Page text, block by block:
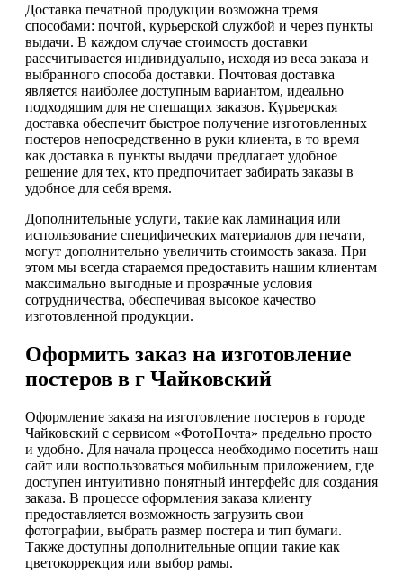
Доставка печатной продукции возможна тремя
способами: почтой, курьерской службой и через пункты
выдачи. В каждом случае стоимость доставки
рассчитывается индивидуально, исходя из веса заказа и
выбранного способа доставки. Почтовая доставка
является наиболее доступным вариантом, идеально
подходящим для не спешащих заказов. Курьерская
доставка обеспечит быстрое получение изготовленных
постеров непосредственно в руки клиента, в то время
как доставка в пункты выдачи предлагает удобное
решение для тех, кто предпочитает забирать заказы в
удобное для себя время.
Дополнительные услуги, такие как ламинация или
использование специфических материалов для печати,
могут дополнительно увеличить стоимость заказа. При
этом мы всегда стараемся предоставить нашим клиентам
максимально выгодные и прозрачные условия
сотрудничества, обеспечивая высокое качество
изготовленной продукции.
Оформить заказ на изготовление
постеров в г Чайковский
Оформление заказа на изготовление постеров в городе
Чайковский с сервисом «ФотоПочта» предельно просто
и удобно. Для начала процесса необходимо посетить наш
сайт или воспользоваться мобильным приложением, где
доступен интуитивно понятный интерфейс для создания
заказа. В процессе оформления заказа клиенту
предоставляется возможность загрузить свои
фотографии, выбрать размер постера и тип бумаги.
Также доступны дополнительные опции такие как
цветокоррекция или выбор рамы.